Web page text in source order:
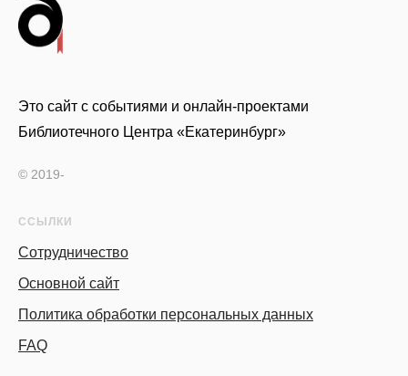
Это сайт с событиями и онлайн-проектами
Библиотечного Центра «Екатеринбург»
© 2019-
ССЫЛКИ
Сотрудничество
Основной сайт
Политика обработки персональных данных
FAQ